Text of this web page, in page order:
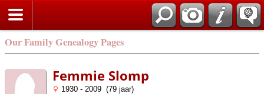
Our Family Genealogy Pages
Femmie Slomp
1930 - 2009 (79 jaar)